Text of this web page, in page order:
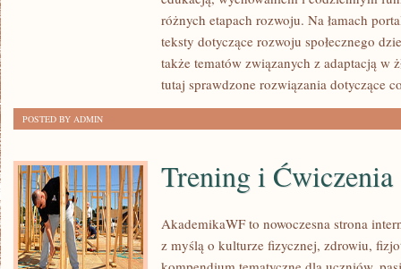
różnych etapach rozwoju. Na łamach
teksty dotyczące rozwoju społecznego
także tematów związanych z adaptacją w
tutaj sprawdzone rozwiązania dotyczące
POSTED BY ADMIN
Trening i Ćwiczenia
AkademikaWF to nowoczesna strona
z myślą o kulturze fizycznej, zdrowiu,